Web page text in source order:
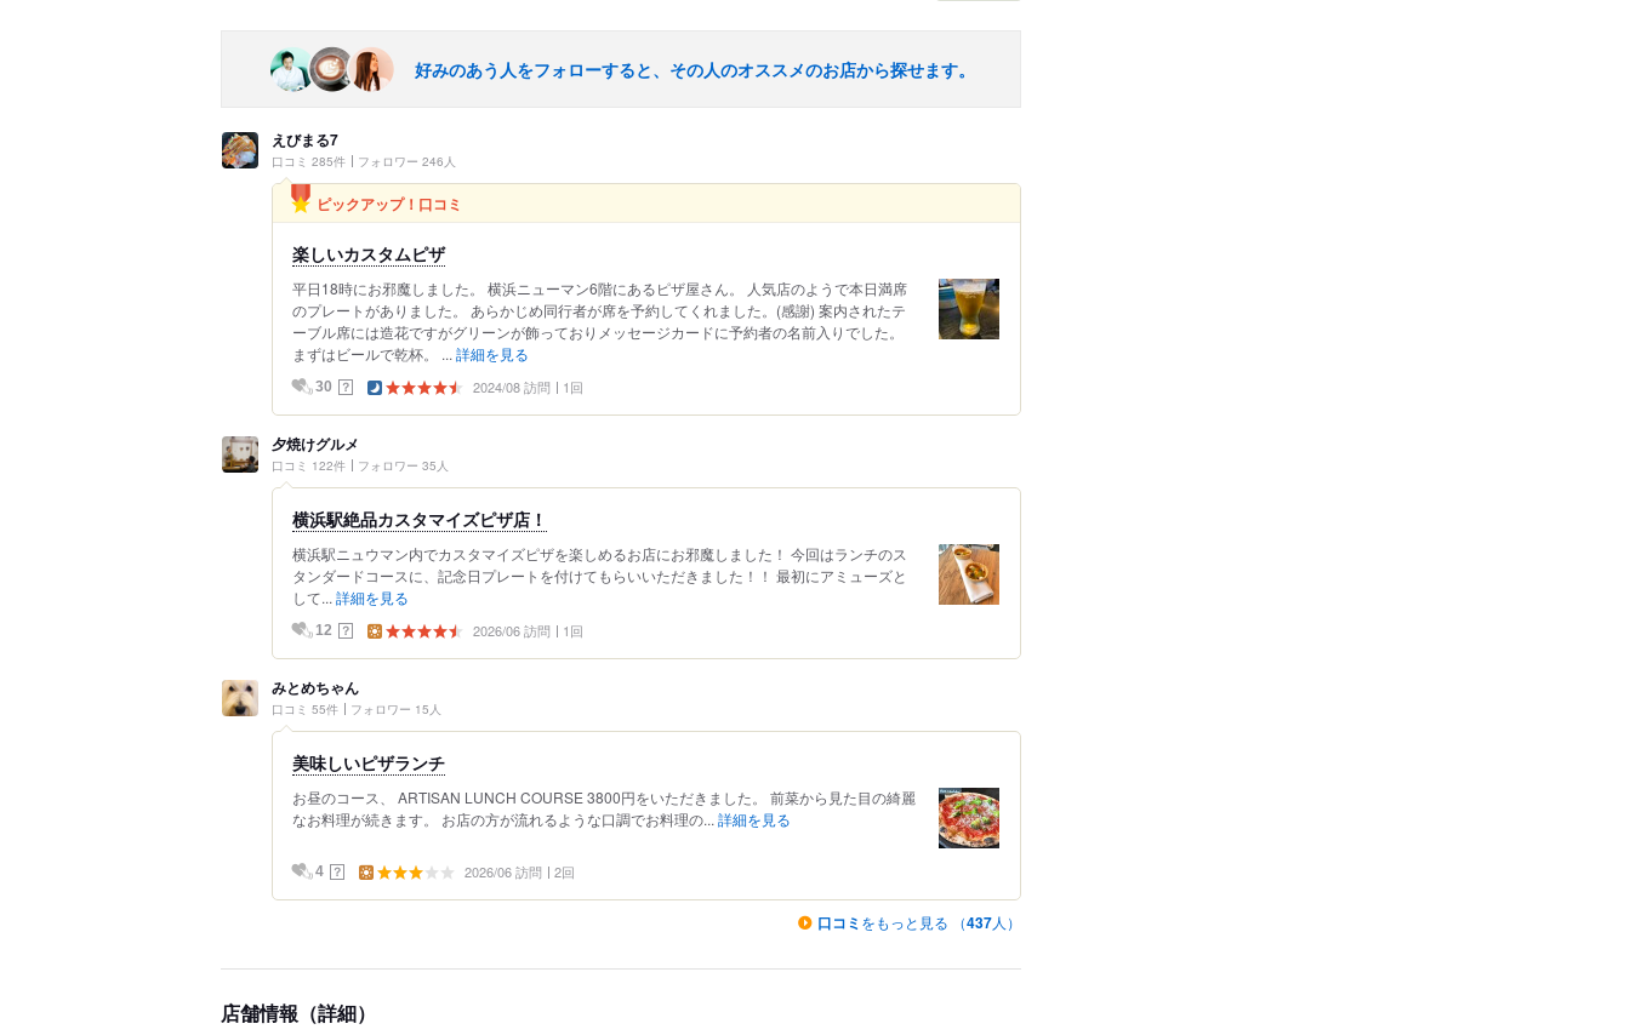
好みのあう人をフォローすると、その人のオススメのお店から探せます。
えびまる7
口コミ 285件 フォロワー 246人
ピックアップ！口コミ
楽しいカスタムピザ
平日18時にお邪魔しました。 横浜ニューマン6階にあるピザ屋さん。 人気店のようで本日満席
のプレートがありました。 あらかじめ同行者が席を予約してくれました。(感謝) 案内されたテ
ーブル席には造花ですがグリーンが飾っておりメッセージカードに予約者の名前入りでした。
まずはビールで乾杯。 ... 詳細を見る
30 ？ 2024/08 訪問 1回
夕焼けグルメ
口コミ 122件 フォロワー 35人
横浜駅絶品カスタマイズピザ店！
横浜駅ニュウマン内でカスタマイズピザを楽しめるお店にお邪魔しました！ 今回はランチのス
タンダードコースに、記念日プレートを付けてもらいいただきました！！ 最初にアミューズと
して... 詳細を見る
12 ？ 2026/06 訪問 1回
みとめちゃん
口コミ 55件 フォロワー 15人
美味しいピザランチ
お昼のコース、 ARTISAN LUNCH COURSE 3800円をいただきました。 前菜から見た目の綺麗
なお料理が続きます。 お店の方が流れるような口調でお料理の... 詳細を見る
4 ？ 2026/06 訪問 2回
口コミ をもっと見る （437人）
店舗情報（詳細）